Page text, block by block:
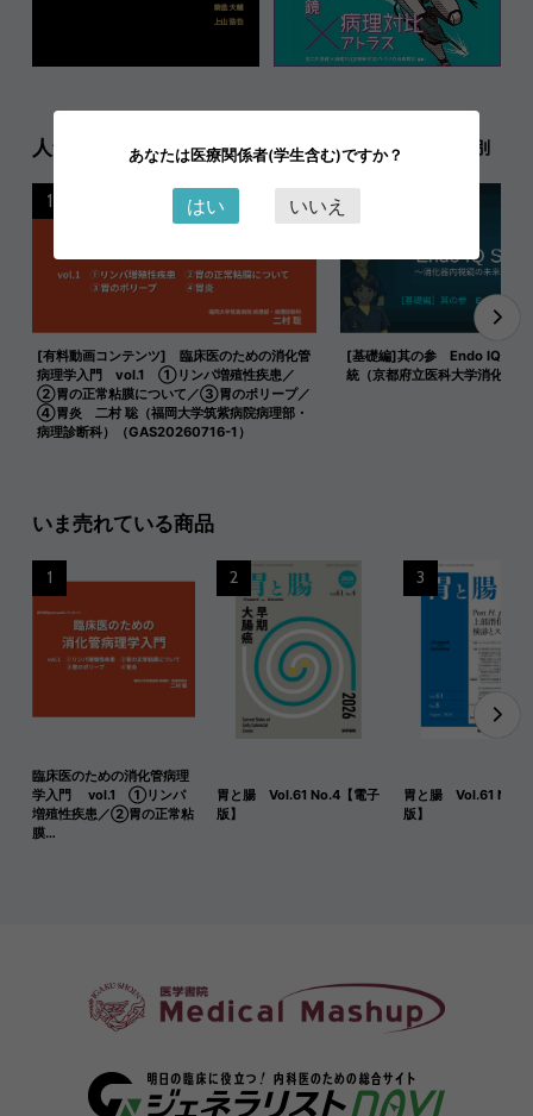
人気記事ランキング 日別 月別
[有料動画コンテンツ] 臨床医のための消化管
病理学入門 vol.1 ①リンパ増殖性疾患／
②胃の正常粘膜について／③胃のポリープ／
④胃炎 二村 聡（福岡大学筑紫病院病理部・
病理診断科）（GAS20260716-1）
1
[基礎編]其の参 Endo IQ式 経
統（京都府立医科大学消化器内
いま売れている商品
臨床医のための消化管病理
学入門 vol.1 ①リンパ
増殖性疾患／②胃の正常粘
膜…
1
胃と腸 Vol.61 No.4【電子
版】
2
胃と腸 Vol.61 No.8
版】
3
あなたは医療関係者(学生含む)ですか？
はい いいえ